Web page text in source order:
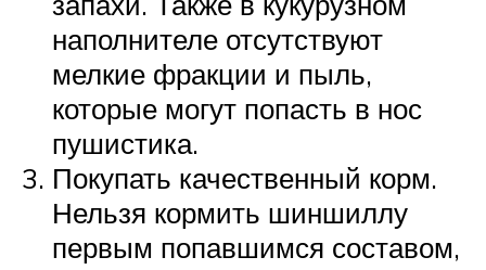
наполнителе отсутствуют
мелкие фракции и пыль,
которые могут попасть в нос
пушистика.
Покупать качественный корм.
Нельзя кормить шиншиллу
первым попавшимся составом,